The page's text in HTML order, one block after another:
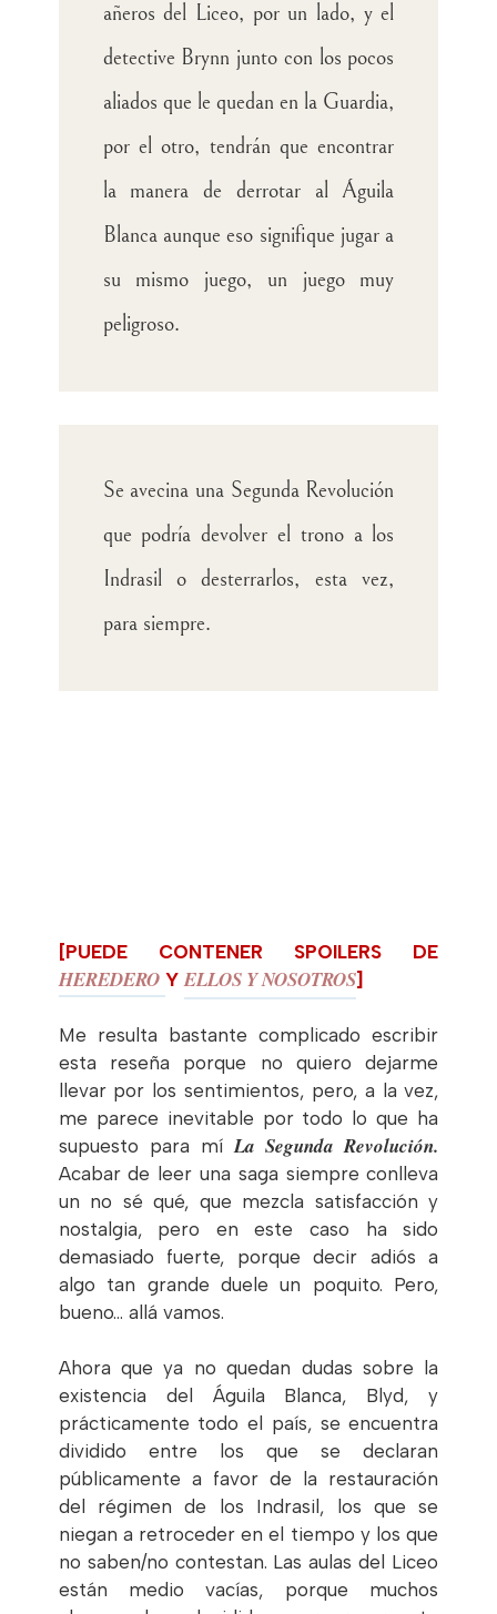
añeros del Liceo, por un lado, y el
detective Brynn junto con los pocos
aliados que le quedan en la Guardia,
por el otro, tendrán que encontrar
la manera de derrotar al Águila
Blanca aunque eso signifique jugar a
su mismo juego, un juego muy
peligroso.
Se avecina una Segunda Revolución
que podría devolver el trono a los
Indrasil o desterrarlos, esta vez,
para siempre.
[PUEDE CONTENER SPOILERS DE
HEREDERO YELLOS Y NOSOTROS]
Me resulta bastante complicado escribir
esta reseña porque no quiero dejarme
llevar por los sentimientos, pero, a la vez,
me parece inevitable por todo lo que ha
supuesto para míLa Segunda Revolución.
Acabar de leer una saga siempre conlleva
un no sé qué, que mezcla satisfacción y
nostalgia, pero en este caso ha sido
demasiado fuerte, porque decir adiós a
algo tan grande duele un poquito. Pero,
bueno… allá vamos.
Ahora que ya no quedan dudas sobre la
existencia del Águila Blanca, Blyd, y
prácticamente todo el país, se encuentra
dividido entre los que se declaran
públicamente a favor de la restauración
del régimen de los Indrasil, los que se
niegan a retroceder en el tiempo y los que
no saben/no contestan. Las aulas del Liceo
están medio vacías, porque muchos